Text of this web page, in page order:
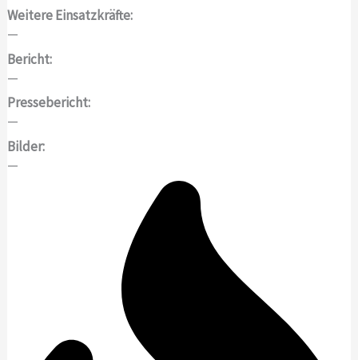
Weitere Einsatzkräfte:
—
Bericht:
—
Pressebericht:
—
Bilder:
—